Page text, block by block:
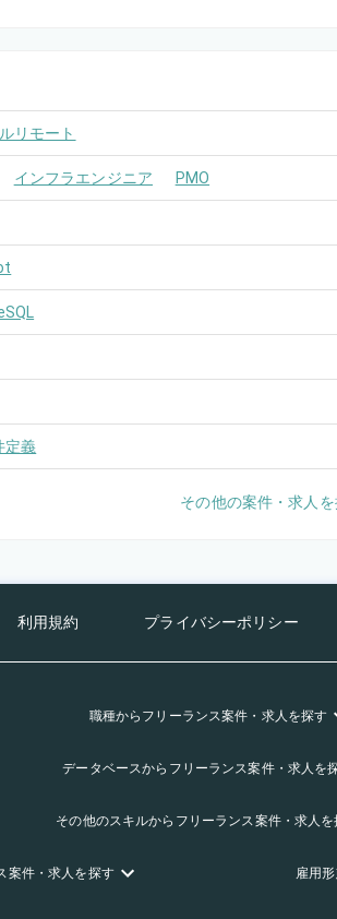
リモート
インフラエンジニア PMO
定義
その他の案件・求人を
利用規約 プライバシーポリシー
職種からフリーランス案件・求人を探す
データベースからフリーランス案件・求人を
その他のスキルからフリーランス案件・求人を
案件・求人を探す 雇用